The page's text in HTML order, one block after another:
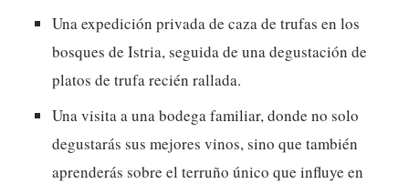
Una expedición privada de caza de trufas en los
bosques de Istria, seguida de una degustación de
platos de trufa recién rallada.
Una visita a una bodega familiar, donde no solo
degustarás sus mejores vinos, sino que también
aprenderás sobre el terruño único que influye en